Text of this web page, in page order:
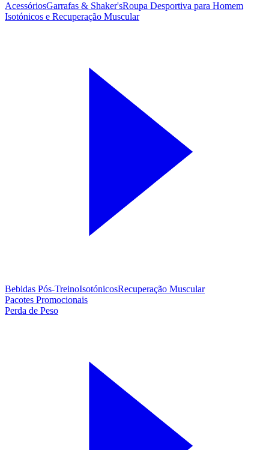
AcessóriosGarrafas & Shaker'sRoupa Desportiva para Homem
Isotónicos e Recuperação Muscular
Bebidas Pós-TreinoIsotónicosRecuperação Muscular
Pacotes Promocionais
Perda de Peso